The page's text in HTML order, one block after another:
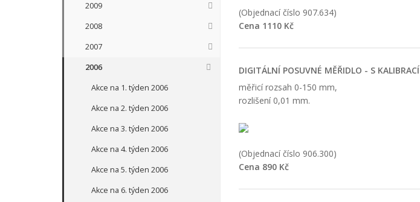
2009
2008
2007
2006
Akce na 1. týden 2006
Akce na 2. týden 2006
Akce na 3. týden 2006
Akce na 4. týden 2006
Akce na 5. týden 2006
Akce na 6. týden 2006
(Objednací číslo 907.634)
Cena 1110 Kč
DIGITÁLNÍ POSUVNÉ MĚŘIDLO - S KALIBRACÍ
měřicí rozsah 0-150 mm,
rozlišení 0,01 mm.
(Objednací číslo 906.300)
Cena 890 Kč